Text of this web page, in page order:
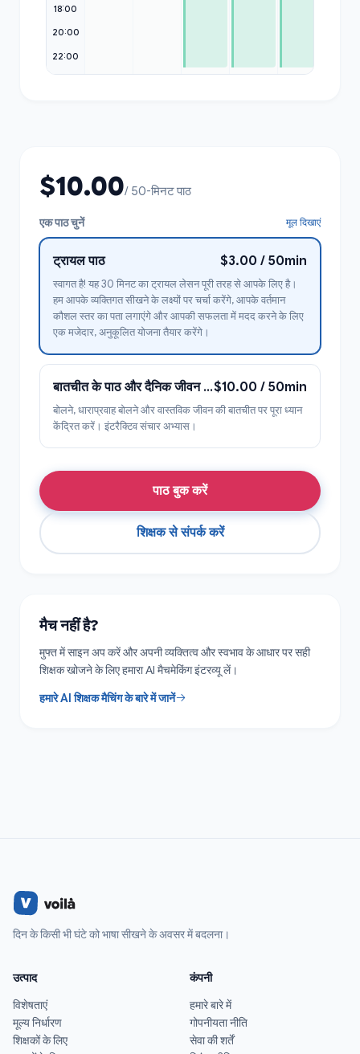
18:00
20:00
22:00
$10.00/ 50-मिनट पाठ
एक पाठ चुनें मूल दिखाएं
ट्रायल पाठ $3.00 / 50min
स्वागत है! यह 30 मिनट का ट्रायल लेसन पूरी तरह से आपके लिए है।
हम आपके व्यक्तिगत सीखने के लक्ष्यों पर चर्चा करेंगे, आपके वर्तमान
कौशल स्तर का पता लगाएंगे और आपकी सफलता में मदद करने के लिए
एक मजेदार, अनुकूलित योजना तैयार करेंगे।
बातचीत के पाठ और दैनिक जीवन में बोलने के कौशल$10.00 / 50min
बोलने, धाराप्रवाह बोलने और वास्तविक जीवन की बातचीत पर पूरा ध्यान
केंद्रित करें। इंटरैक्टिव संचार अभ्यास।
पाठ बुक करें
शिक्षक से संपर्क करें
मैच नहीं है?
मुफ्त में साइन अप करें और अपनी व्यक्तित्व और स्वभाव के आधार पर सही
शिक्षक खोजने के लिए हमारा AI मैचमेकिंग इंटरव्यू लें।
हमारे AI शिक्षक मैचिंग के बारे में जानें
दिन के किसी भी घंटे को भाषा सीखने के अवसर में बदलना।
उत्पाद
विशेषताएं
मूल्य निर्धारण
शिक्षकों के लिए
कंपनी
हमारे बारे में
गोपनीयता नीति
सेवा की शर्तें